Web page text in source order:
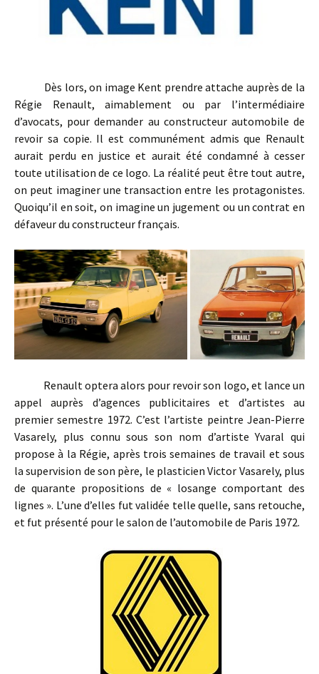
Dès lors, on image Kent prendre attache auprès de la
Régie Renault, aimablement ou par l’intermédiaire
d’avocats, pour demander au constructeur automobile de
revoir sa copie. Il est communément admis que Renault
aurait perdu en justice et aurait été condamné à cesser
toute utilisation de ce logo. La réalité peut être tout autre,
on peut imaginer une transaction entre les protagonistes.
Quoiqu’il en soit, on imagine un jugement ou un contrat en
défaveur du constructeur français.
Renault optera alors pour revoir son logo, et lance un
appel auprès d’agences publicitaires et d’artistes au
premier semestre 1972. C’est l’artiste peintre Jean-Pierre
Vasarely, plus connu sous son nom d’artiste Yvaral qui
propose à la Régie, après trois semaines de travail et sous
la supervision de son père, le plasticien Victor Vasarely, plus
de quarante propositions de « losange comportant des
lignes ». L’une d’elles fut validée telle quelle, sans retouche,
et fut présenté pour le salon de l’automobile de Paris 1972.